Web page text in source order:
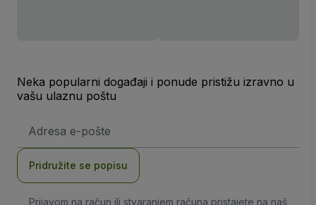
Neka popularni događaji i ponude pristižu izravno u
vašu ulaznu poštu
mail
Pridružite se popisu
Prijavom na račun ili stvaranjem računa pristajete na naš